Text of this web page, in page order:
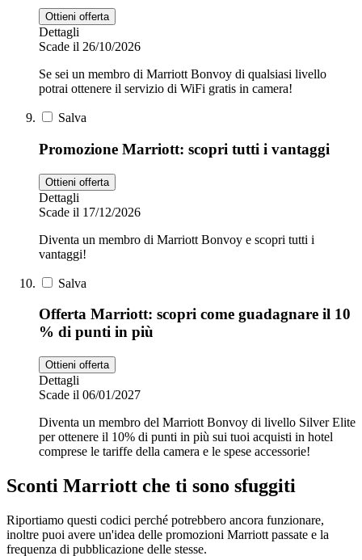
Ottieni offerta
Dettagli
Scade il 26/10/2026
Se sei un membro di Marriott Bonvoy di qualsiasi livello
potrai ottenere il servizio di WiFi gratis in camera!
Salva
Promozione Marriott: scopri tutti i vantaggi
Ottieni offerta
Dettagli
Scade il 17/12/2026
Diventa un membro di Marriott Bonvoy e scopri tutti i
vantaggi!
Salva
Offerta Marriott: scopri come guadagnare il 10
% di punti in più
Ottieni offerta
Dettagli
Scade il 06/01/2027
Diventa un membro del Marriott Bonvoy di livello Silver Elite
per ottenere il 10% di punti in più sui tuoi acquisti in hotel
comprese le tariffe della camera e le spese accessorie!
Sconti Marriott che ti sono sfuggiti
Riportiamo questi codici perché potrebbero ancora funzionare,
inoltre puoi avere un'idea delle promozioni Marriott passate e la
frequenza di pubblicazione delle stesse.